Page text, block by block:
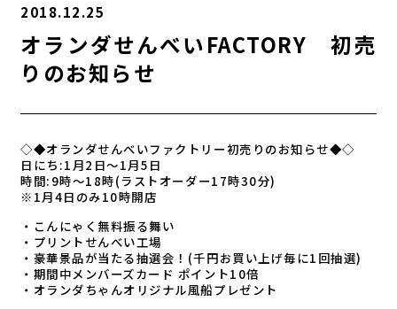
2018.12.25
オランダせんべいFACTORY 初売
りのお知らせ
◇◆オランダせんべいファクトリ ー初売りのお知らせ◆◇
日にち:1月2日～1月5日
時間:9時～18時(ラストオー ダー17時30分)
※1月4日のみ10時開店
・こんにゃく無料振る舞い
・プリントせんべい工場
・豪華景品が当たる抽選会！(千円お買い上げ毎に1回抽選)
・期間中メンバーズカード ポイント10倍
・オランダちゃんオリジナル風船プレゼント